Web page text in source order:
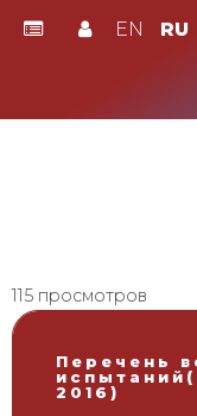
EN RU
115 просмотров
Перечень
2016)